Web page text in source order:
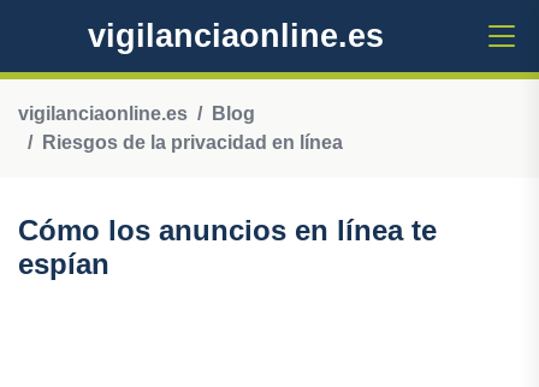
vigilanciaonline.es
vigilanciaonline.es
Blog
Riesgos de la privacidad en línea
Cómo los anuncios en línea te
espían